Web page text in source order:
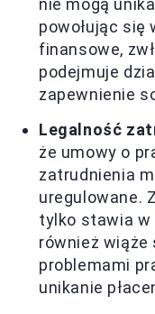
nie mogą
powołując się
finansowe,
podejmuje
zapewnienie
Legalność
że umowy o
zatrudnienia
uregulowane.
tylko stawia w
również wiąże
problemami
unikanie